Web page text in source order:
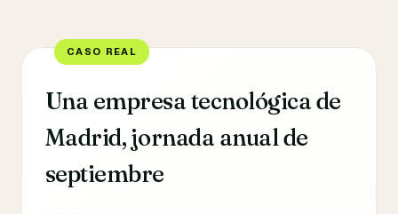
Una empresa tecnológica de
Madrid, jornada anual de
septiembre